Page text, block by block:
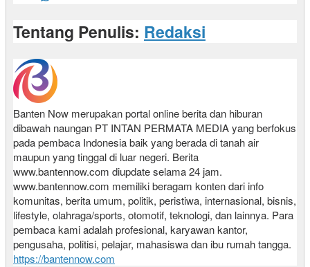
Tentang Penulis: Redaksi
Banten Now merupakan portal online berita dan hiburan
dibawah naungan PT INTAN PERMATA MEDIA yang berfokus
pada pembaca Indonesia baik yang berada di tanah air
maupun yang tinggal di luar negeri. Berita
www.bantennow.com diupdate selama 24 jam.
www.bantennow.com memiliki beragam konten dari info
komunitas, berita umum, politik, peristiwa, internasional, bisnis,
lifestyle, olahraga/sports, otomotif, teknologi, dan lainnya. Para
pembaca kami adalah profesional, karyawan kantor,
pengusaha, politisi, pelajar, mahasiswa dan ibu rumah tangga.
https://bantennow.com